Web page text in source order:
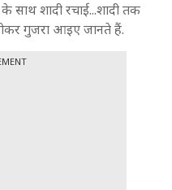
साथ शादी रचाई...शादी तक
गुजरा आइए जानते हैं.